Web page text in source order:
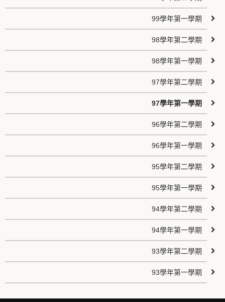
99學年第一學期
98學年第二學期
98學年第一學期
97學年第二學期
97學年第一學期
96學年第二學期
96學年第一學期
95學年第二學期
95學年第一學期
94學年第二學期
94學年第一學期
93學年第二學期
93學年第一學期